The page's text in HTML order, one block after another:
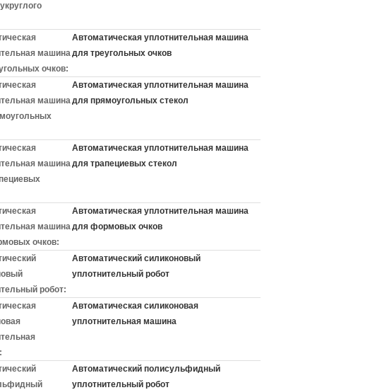
машина
очков:
Автоматическая уплотнительная машина
для треугольных очков
машина
Автоматическая уплотнительная машина
для прямоугольных стекол
машина
Автоматическая уплотнительная машина
для трапециевых стекол
машина
очков:
Автоматическая уплотнительная машина
для формовых очков
робот:
Автоматический силиконовый
уплотнительный робот
Автоматическая силиконовая
уплотнительная машина
Автоматический полисульфидный
уплотнительный робот